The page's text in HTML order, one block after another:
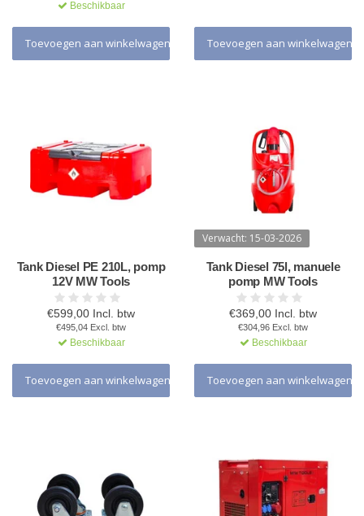
Beschikbaar
Toevoegen aan winkelwagen Toevoegen aan winkelwagen
Tank Diesel PE 210L, pomp
12V MW Tools
€599,00 Incl. btw
€495,04 Excl. btw
Beschikbaar
Toevoegen aan winkelwagen
Verwacht: 15-03-2026
Tank Diesel 75l, manuele
pomp MW Tools
€369,00 Incl. btw
€304,96 Excl. btw
Beschikbaar
Toevoegen aan winkelwagen